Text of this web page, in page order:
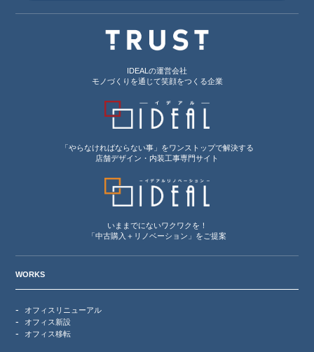
IDEALの運営会社
モノづくりを通じて笑顔をつくる企業
「やらなければならない事」をワンストップで解決する
店舗デザイン・内装工事専門サイト
いままでにないワクワクを！
「中古購入＋リノベーション」をご提案
WORKS
オフィスリニューアル
オフィス新設
オフィス移転